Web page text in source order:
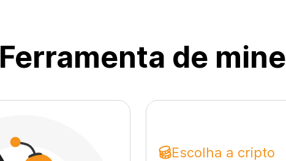
Ferramenta de
Escolha a cripto